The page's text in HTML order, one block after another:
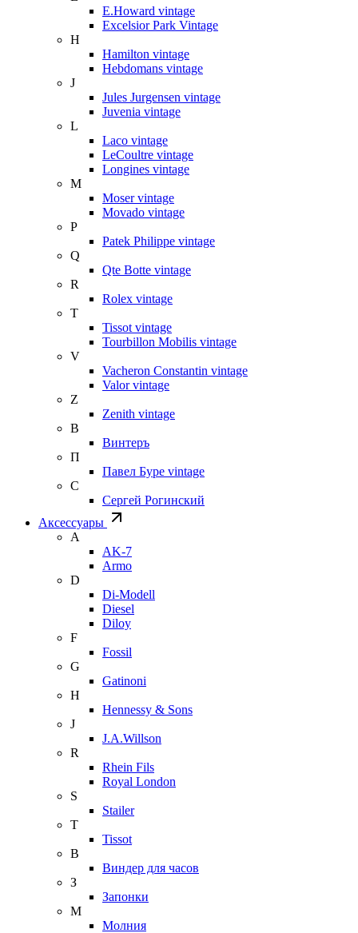
E.Howard vintage
Excelsior Park Vintage
H
Hamilton vintage
Hebdomans vintage
J
Jules Jurgensen vintage
Juvenia vintage
L
Laco vintage
LeCoultre vintage
Longines vintage
M
Moser vintage
Movado vintage
P
Patek Philippe vintage
Q
Qte Botte vintage
R
Rolex vintage
T
Tissot vintage
Tourbillon Mobilis vintage
V
Vacheron Constantin vintage
Valor vintage
Z
Zenith vintage
В
Винтеръ
П
Павел Буре vintage
С
Сергей Рогинский
Аксессуары
A
AK-7
Armo
D
Di-Modell
Diesel
Diloy
F
Fossil
G
Gatinoni
H
Hennessy & Sons
J
J.A.Willson
R
Rhein Fils
Royal London
S
Stailer
T
Tissot
В
Виндер для часов
З
Запонки
М
Молния